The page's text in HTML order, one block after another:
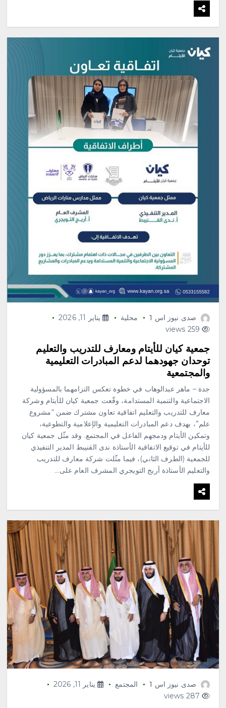
صدى نيوز اس 1 محلية
يناير 11, 2026
259 views
جمعية كيان للأيتام ومعارف للتدريب والتعليم
توحدان جهودهما لدعم المبادرات التعليمية
والمجتمعية
جدة – ماهر عبدالوهاب في خطوة تعكس التزامهما بالمسؤولية
الاجتماعية والتنمية المستدامة، وقّعت جمعية كيان للأيتام وشركة
معارف للتدريب والتعليم اتفاقية تعاون مشترك ضمن “مشروع
علم”، بهدف دعم المبادرات التعليمية والإعلامية والتطوعية،
وتمكين الأيتام ودمجهم الفاعل في المجتمع. وقد مثّل جمعية كيان
للأيتام في توقيع الاتفاقية الأستاذة ندى القنيبط المدير التنفيذي
للجمعية (الطرف الثاني)، فيما مثّلت شركة معارف للتدريب
والتعليم الأستاذة أريج التويجري المشرف العام على…
صدى نيوز اس 1 المجتمع
يناير 11, 2026
287 views